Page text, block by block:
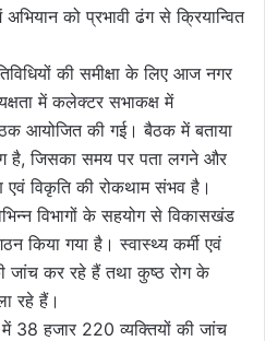
अभियान को प्रभावी ढंग से क्रियान्वित
की समीक्षा के लिए आज नगर
में कलेक्टर सभाकक्ष में
आयोजित की गई। बैठक में बताया
है, जिसका समय पर पता लगने और
एवं विकृति की रोकथाम संभव है।
विभागों के सहयोग से विकासखंड
किया गया है। स्वास्थ्य कर्मी एवं
जांच कर रहे हैं तथा कुष्ठ रोग के
रहे हैं।
38 हजार 220 व्यक्तियों की जांच